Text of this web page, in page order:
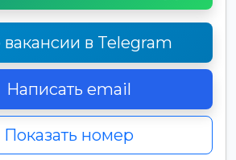
в Telegram
Написать email
Показать номер